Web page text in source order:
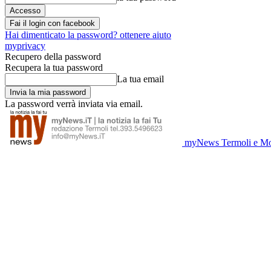
Fai il login con facebook
Hai dimenticato la password? ottenere aiuto
myprivacy
Recupero della password
Recupera la tua password
La tua email
La password verrà inviata via email.
myNews Termoli e